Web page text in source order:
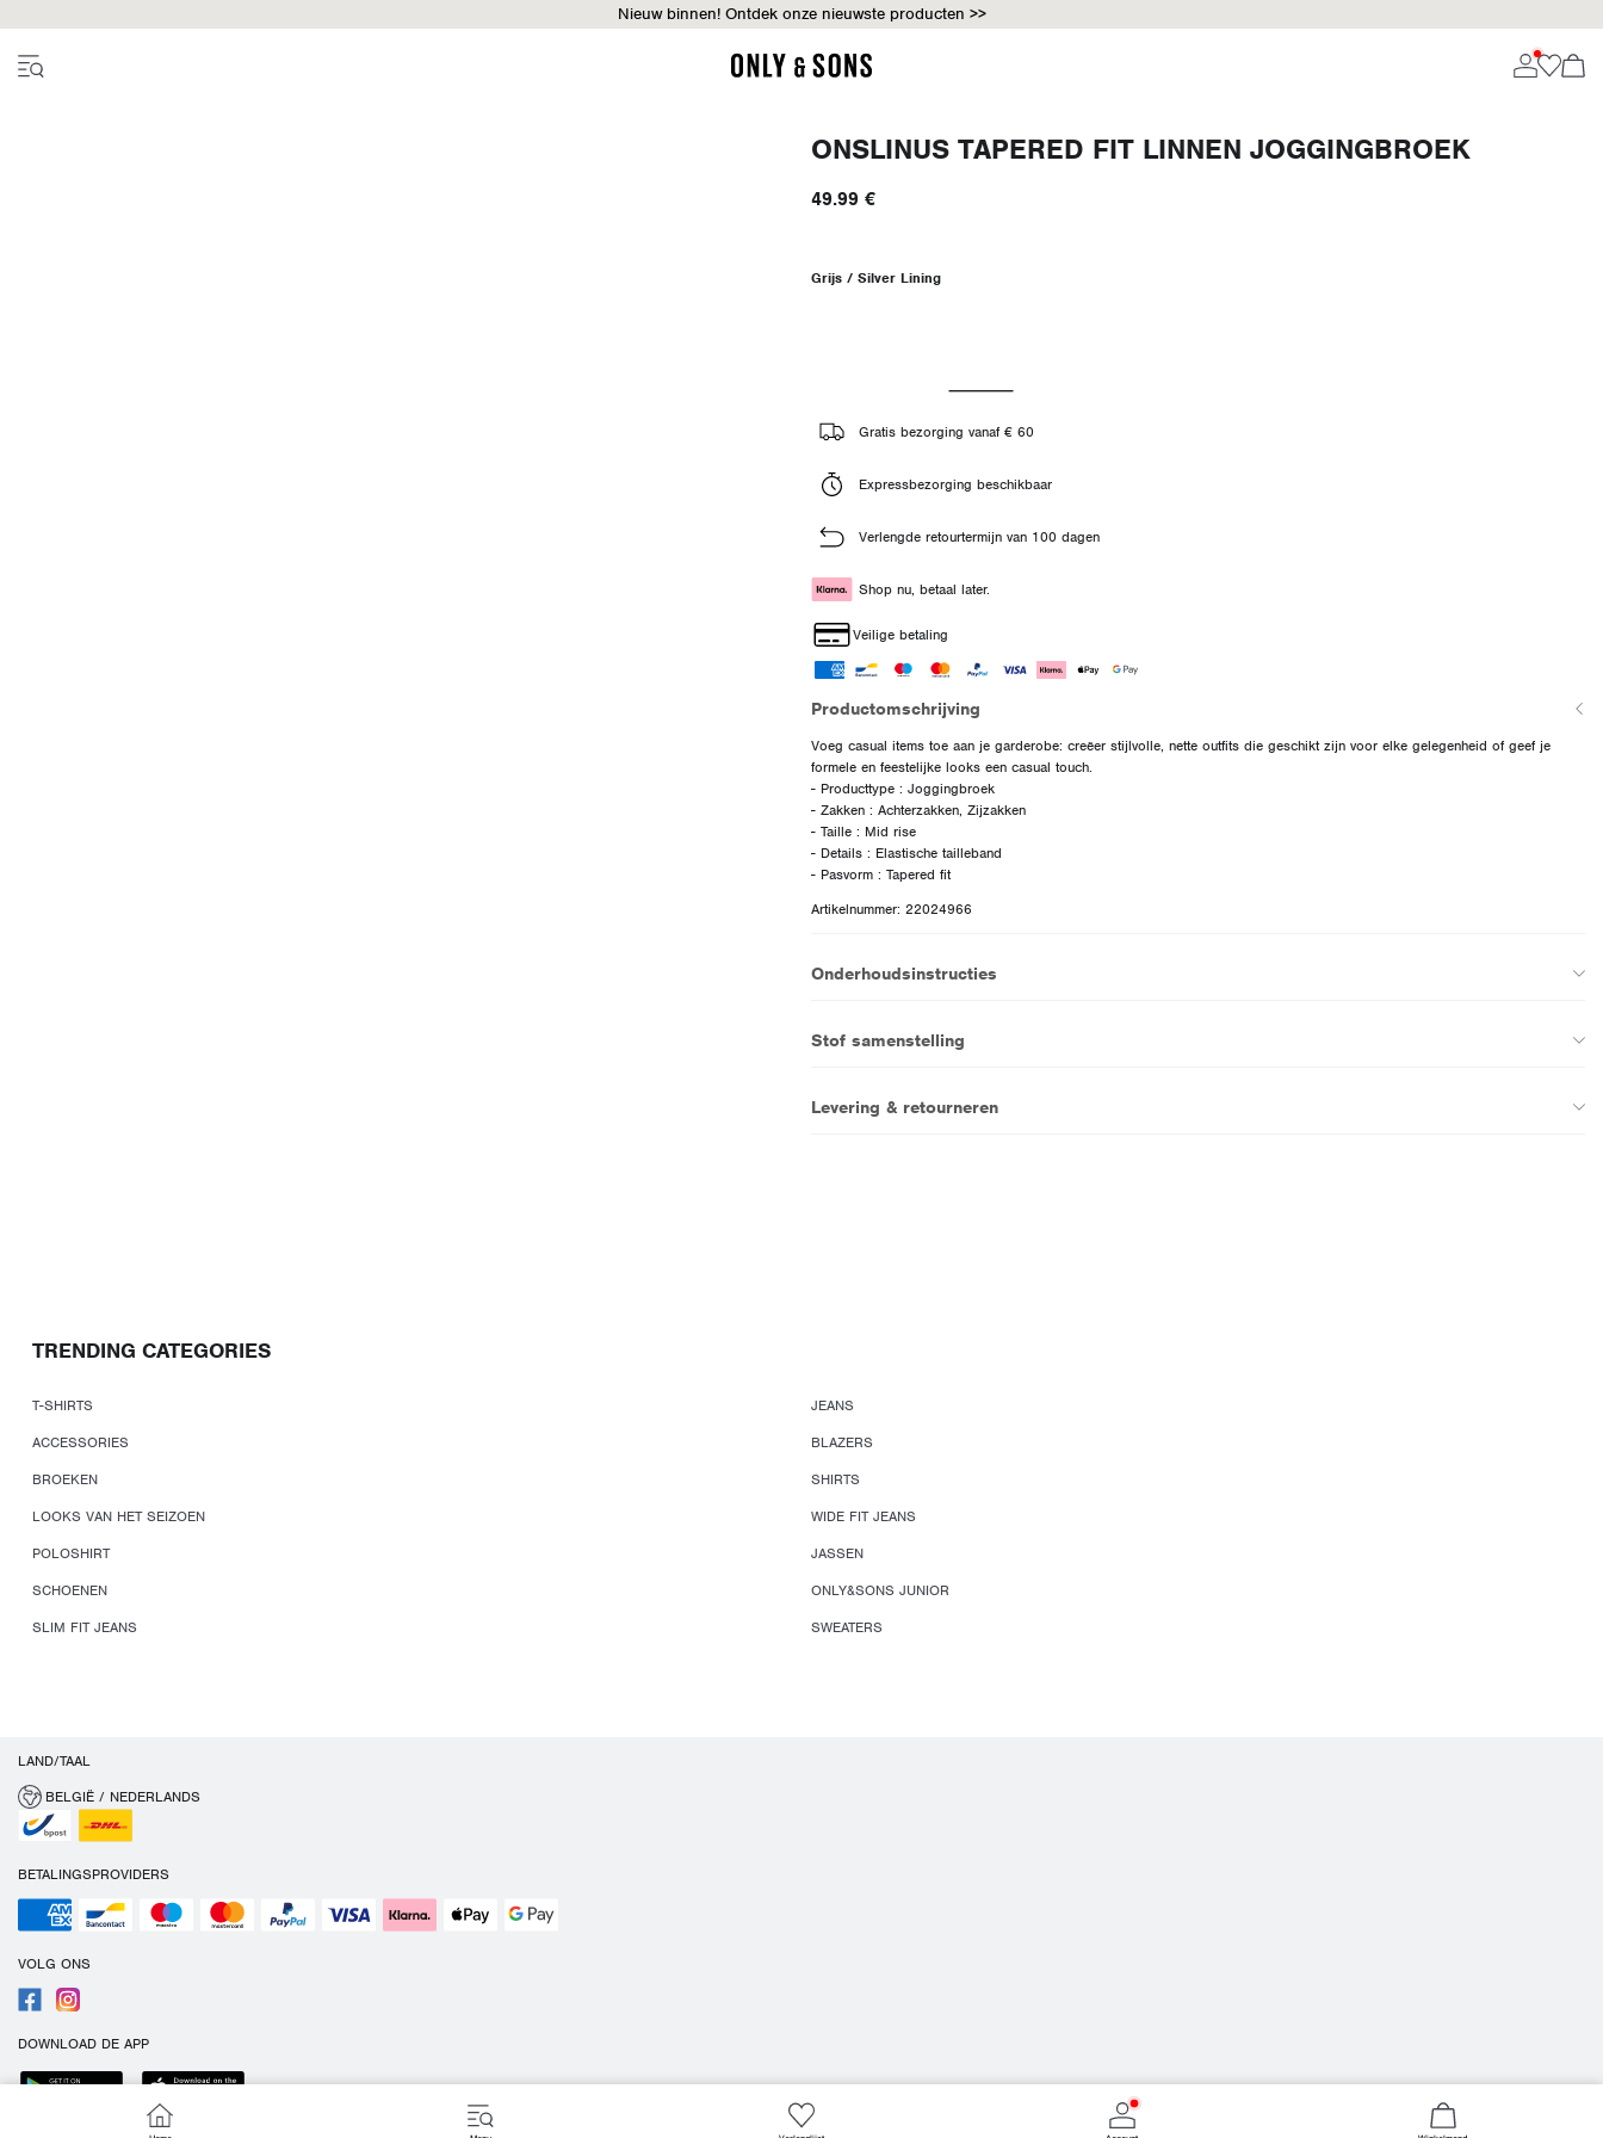
Nieuw binnen! Ontdek onze nieuwste producten >>
ONSLINUS TAPERED FIT LINNEN JOGGINGBROEK
49.99 €
Grijs / Silver Lining
Gratis bezorging vanaf € 60
Expressbezorging beschikbaar
Verlengde retourtermijn van 100 dagen
Shop nu, betaal later.
Veilige betaling
Productomschrijving
Voeg casual items toe aan je garderobe: creëer stijlvolle, nette outfits die geschikt zijn voor elke gelegenheid of geef je
formele en feestelijke looks een casual touch.
- Producttype : Joggingbroek
- Zakken : Achterzakken, Zijzakken
- Taille : Mid rise
- Details : Elastische tailleband
- Pasvorm : Tapered fit
Artikelnummer: 22024966
Onderhoudsinstructies
Stof samenstelling
Levering & retourneren
TRENDING CATEGORIES
T-SHIRTS
JEANS
ACCESSORIES
BLAZERS
BROEKEN
SHIRTS
LOOKS VAN HET SEIZOEN
WIDE FIT JEANS
POLOSHIRT
JASSEN
SCHOENEN
ONLY&SONS JUNIOR
SLIM FIT JEANS
SWEATERS
LAND/TAAL
BELGIË / NEDERLANDS
BETALINGSPROVIDERS
VOLG ONS
DOWNLOAD DE APP